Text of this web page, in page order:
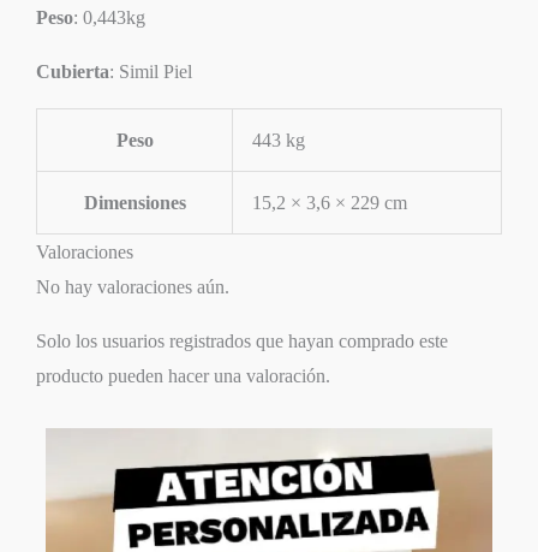
Peso: 0,443kg
Cubierta: Simil Piel
Peso 443 kg
Dimensiones 15,2 × 3,6 × 229 cm
Valoraciones
No hay valoraciones aún.
Solo los usuarios registrados que hayan comprado este
producto pueden hacer una valoración.